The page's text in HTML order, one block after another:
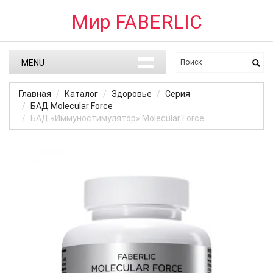
Мир FABERLIC
MENU
Главная Каталог Здоровье
Серия
БАД Molecular Force
БАД «Иммуностимулятор» Molecular Force